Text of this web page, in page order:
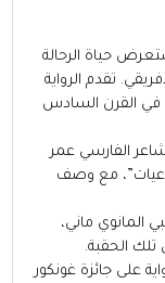
حياة الرحالة
تقدم الرواية
في القرن السادس
الفارسي عمر
مع وصف
المانوي ماني،
تلك الحقبة.
على جائزة غونكور